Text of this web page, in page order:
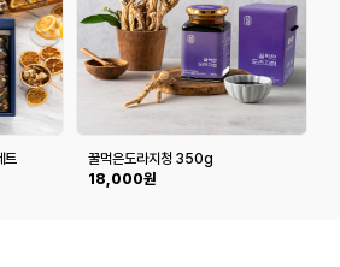
트
꿀먹은도라지청 350g
18,000원